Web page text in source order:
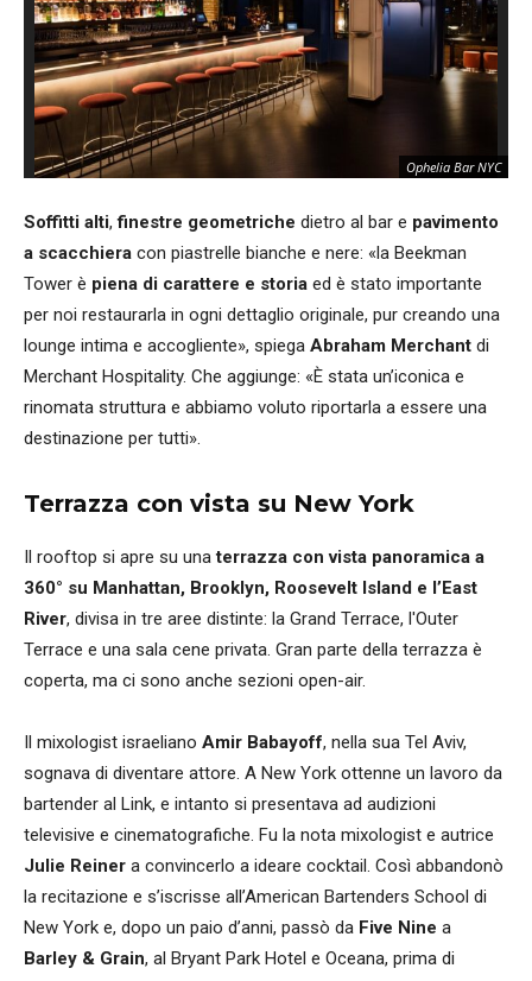
Ophelia Bar NYC
Soffitti alti,finestre geometriche dietro al bar e pavimento
a scacchiera con piastrelle bianche e nere: «la Beekman
Tower è piena di carattere e storia ed è stato importante
per noi restaurarla in ogni dettaglio originale, pur creando una
lounge intima e accogliente», spiega Abraham Merchant di
Merchant Hospitality. Che aggiunge: «È stata un’iconica e
rinomata struttura e abbiamo voluto riportarla a essere una
destinazione per tutti».
Terrazza con vista su New York
Il rooftop si apre su unaterrazza con vista panoramica a
360° su Manhattan, Brooklyn, Roosevelt Island e l’East
River, divisa in tre aree distinte: la Grand Terrace, l'Outer
Terrace e una sala cene privata. Gran parte della terrazza è
coperta, ma ci sono anche sezioni open-air.
Il mixologist israeliano Amir Babayoff, nella sua Tel Aviv,
sognava di diventare attore. A New York ottenne un lavoro da
bartender al Link, e intanto si presentava ad audizioni
televisive e cinematografiche. Fu la nota mixologist e autrice
Julie Reiner a convincerlo a ideare cocktail. Così abbandonò
la recitazione e s’iscrisse all’American Bartenders School di
New York e, dopo un paio d’anni, passò da Five Nine a
Barley & Grain, al Bryant Park Hotel e Oceana, prima di